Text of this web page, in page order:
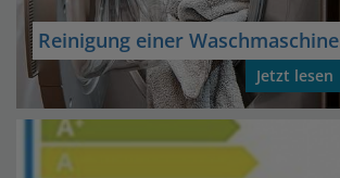
Reinigung einer Waschmaschine
Jetzt lesen